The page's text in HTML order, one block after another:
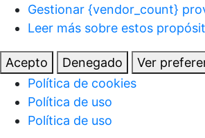
Gestionar {vendor_count}
Leer más sobre estos
Acepto Denegado Ver
Política de cookies
Política de uso
Política de uso